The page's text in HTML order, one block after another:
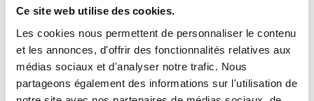
Ce site web utilise des cookies.
Les cookies nous permettent de personnaliser le contenu
et les annonces, d'offrir des fonctionnalités relatives aux
médias sociaux et d'analyser notre trafic. Nous
partageons également des informations sur l'utilisation de
Hauteur intérieure 25,7 cm
Volume 10,3 litres